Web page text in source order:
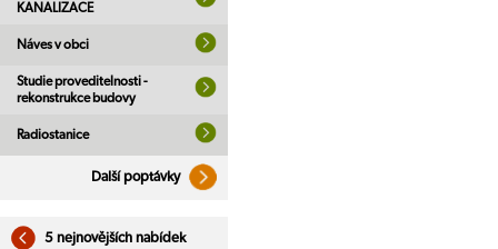
KANALIZACE
Náves v obci
Studie proveditelnosti -
rekonstrukce budovy
Radiostanice
Další poptávky
5 nejnovějších nabídek